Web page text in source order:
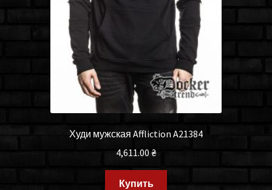
Худи мужская Affliction A21384
4,611.00₴
Купить